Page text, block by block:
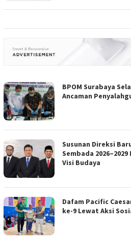
BPOM Surabaya
Ancaman
Susunan Direksi
Sembada
Visi Budaya
Dafam Pacific
ke-9 Lewat Aksi